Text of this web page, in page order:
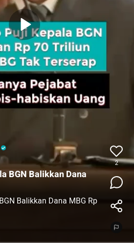
BGN Balikkan Dana
Balikkan Dana MBG Rp
2